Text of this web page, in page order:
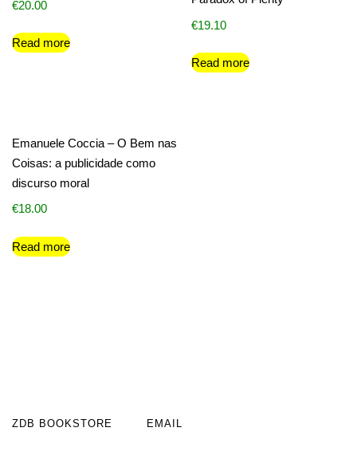
€20.00
Read more
€19.10
Read more
Emanuele Coccia – O Bem nas
Coisas: a publicidade como
discurso moral
€18.00
Read more
ZDB BOOKSTORE EMAIL